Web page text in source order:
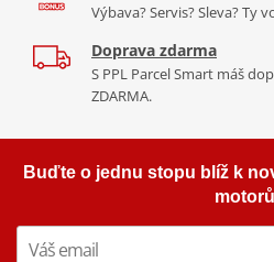
Výbava? Servis? Sleva? Ty
Doprava zdarma
S PPL Parcel Smart máš
ZDARMA.
Buďte o jednu stopu blíž k